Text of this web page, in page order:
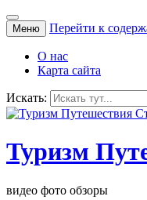
Меню Перейти к
О нас
Карта сайта
Искать:
Туризм
видео фото обзоры